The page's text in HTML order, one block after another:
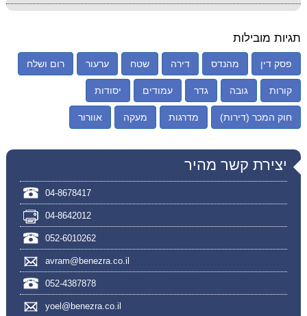
תגיות מובילות
פסק דין מהנדס דירה שטח ערעור רום ושלח
קורות גובה גדר עמודים יסודות
חוק המכר (דירות) מדרגות מעקה אוורור
יצירת קשר מהיר
04-8678417
04-8642012
052-6010262
avram@benezra.co.il
052-4387878
yoel@benezra.co.il